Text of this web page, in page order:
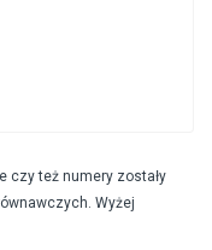
czy też numery zostały
Wyżej